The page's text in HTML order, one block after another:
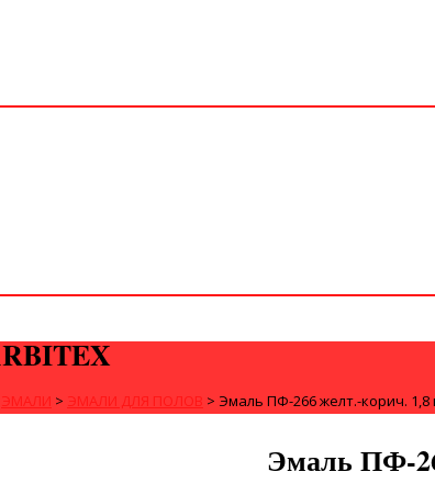
ЭМАЛИ > ЭМАЛИ ДЛЯ ПОЛОВ > Эмаль ПФ-266 желт.-корич. 1,8
Эмаль ПФ-